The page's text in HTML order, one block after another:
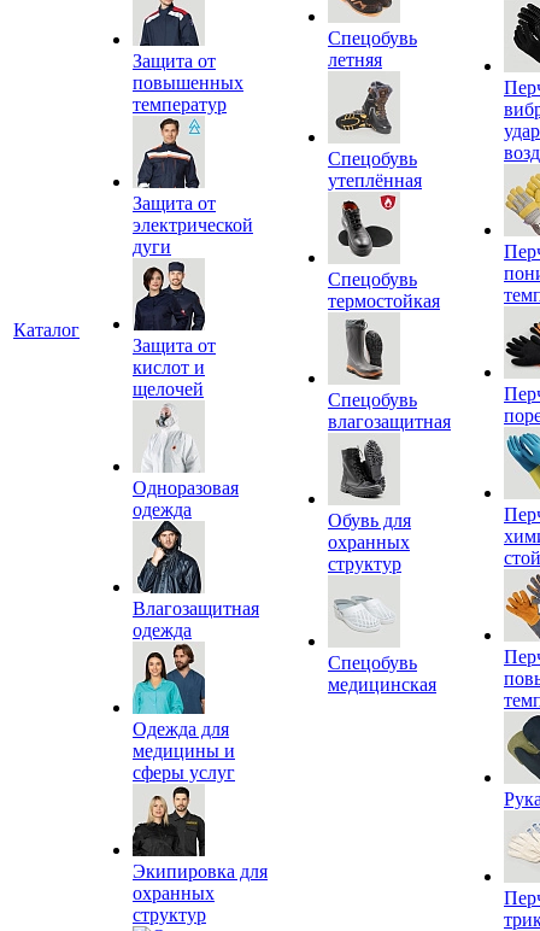
Каталог
Защита от
повышенных
температур
Защита от
электрической
дуги
Защита от
кислот и
щелочей
Одноразовая
одежда
Влагозащитная
одежда
Одежда для
медицины и
сферы услуг
Экипировка для
охранных
структур
Спецобувь
летняя
Спецобувь
утеплённая
Спецобувь
термостойкая
Спецобувь
влагозащитная
Обувь для
охранных
структур
Спецобувь
медицинская